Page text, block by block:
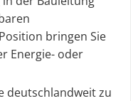
bringen Sie
Energie- oder
deutschlandweit zu